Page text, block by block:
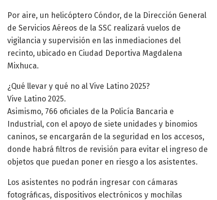
Por aire, un helicóptero Cóndor, de la Dirección General
de Servicios Aéreos de la SSC realizará vuelos de
vigilancia y supervisión en las inmediaciones del
recinto, ubicado en Ciudad Deportiva Magdalena
Mixhuca.
¿Qué llevar y qué no al Vive Latino 2025?
Vive Latino 2025.
Asimismo, 766 oficiales de la Policía Bancaria e
Industrial, con el apoyo de siete unidades y binomios
caninos, se encargarán de la seguridad en los accesos,
donde habrá filtros de revisión para evitar el ingreso de
objetos que puedan poner en riesgo a los asistentes.
Los asistentes no podrán ingresar con cámaras
fotográficas, dispositivos electrónicos y mochilas